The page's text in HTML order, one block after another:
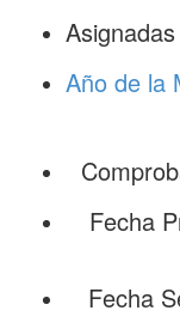
Año de la
Fecha
Fecha